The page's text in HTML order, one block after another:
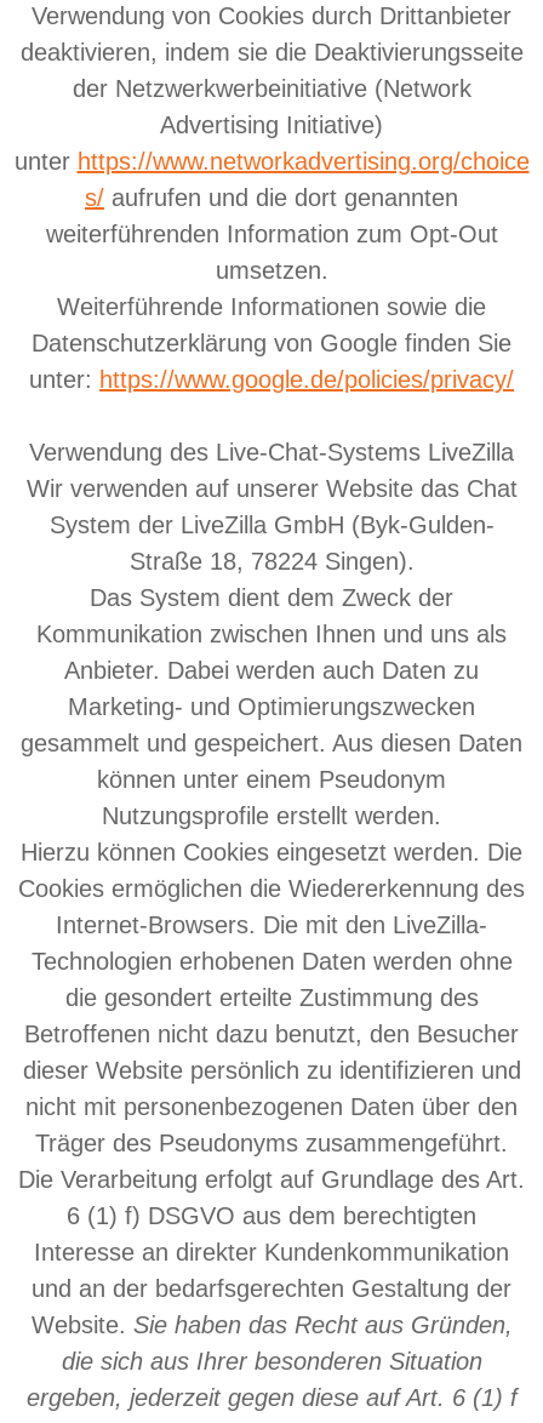
Verwendung von Cookies durch Drittanbieter
deaktivieren, indem sie die Deaktivierungsseite
der Netzwerkwerbeinitiative (Network
Advertising Initiative)
unter https://www.networkadvertising.org/choice
s/ aufrufen und die dort genannten
weiterführenden Information zum Opt-Out
umsetzen.
Weiterführende Informationen sowie die
Datenschutzerklärung von Google finden Sie
unter: https://www.google.de/policies/privacy/
Verwendung des Live-Chat-Systems LiveZilla
Wir verwenden auf unserer Website das Chat
System der LiveZilla GmbH (Byk-Gulden-
Straße 18, 78224 Singen).
Das System dient dem Zweck der
Kommunikation zwischen Ihnen und uns als
Anbieter. Dabei werden auch Daten zu
Marketing- und Optimierungszwecken
gesammelt und gespeichert. Aus diesen Daten
können unter einem Pseudonym
Nutzungsprofile erstellt werden.
Hierzu können Cookies eingesetzt werden. Die
Cookies ermöglichen die Wiedererkennung des
Internet-Browsers. Die mit den LiveZilla-
Technologien erhobenen Daten werden ohne
die gesondert erteilte Zustimmung des
Betroffenen nicht dazu benutzt, den Besucher
dieser Website persönlich zu identifizieren und
nicht mit personenbezogenen Daten über den
Träger des Pseudonyms zusammengeführt.
Die Verarbeitung erfolgt auf Grundlage des Art.
6 (1) f) DSGVO aus dem berechtigten
Interesse an direkter Kundenkommunikation
und an der bedarfsgerechten Gestaltung der
Website. Sie haben das Recht aus Gründen,
die sich aus Ihrer besonderen Situation
ergeben, jederzeit gegen diese auf Art. 6 (1) f